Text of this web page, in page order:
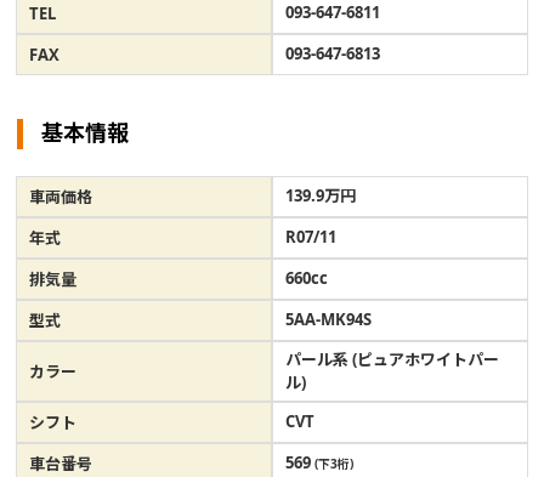
TEL
093-647-6811
FAX
093-647-6813
基本情報
車両価格
139.9万円
年式
R07/11
排気量
660cc
型式
5AA-MK94S
カラー
パール系 (ピュアホワイトパー
ル)
シフト
CVT
車台番号
569 (下3桁)